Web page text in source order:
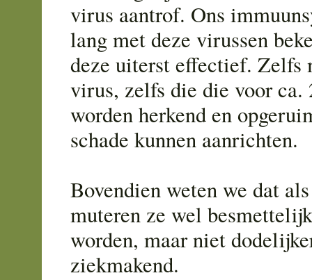
virus aantrof. Ons
lang met deze virussen
deze uiterst effectief. Zelfs
virus, zelfs die die voor
worden herkend en
schade kunnen aanrichten.
Bovendien weten we dat
muteren ze wel
worden, maar niet
ziekmakend.